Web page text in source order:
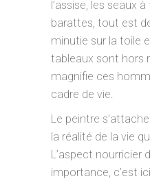
l’assise, les seaux
barattes, tout est
minutie sur la toile
tableaux sont hors
magnifie ces
cadre de vie.
Le peintre
la réalité de la vie
L’aspect nourricier
importance, c’est